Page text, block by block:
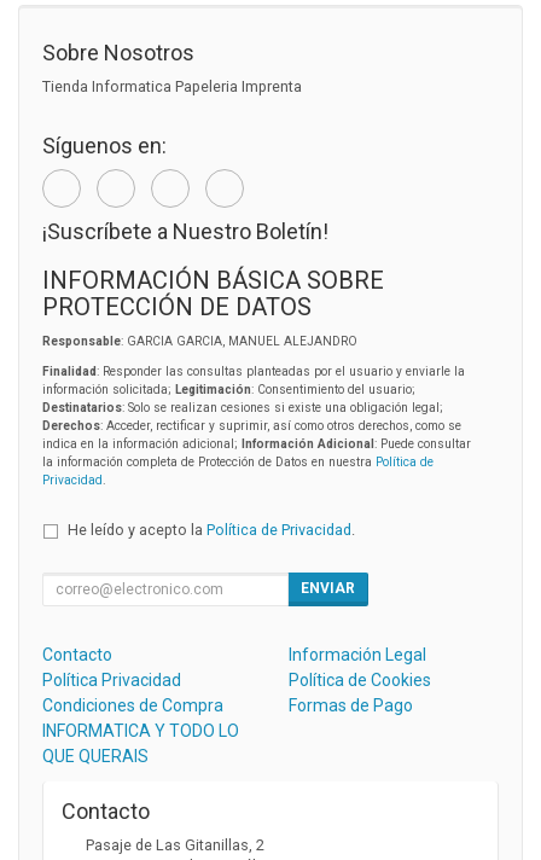
Sobre Nosotros
Tienda Informatica Papeleria Imprenta
Síguenos en:
¡Suscríbete a Nuestro Boletín!
INFORMACIÓN BÁSICA SOBRE
PROTECCIÓN DE DATOS
Responsable: GARCIA GARCIA, MANUEL ALEJANDRO
Finalidad: Responder las consultas planteadas por el usuario y enviarle la
información solicitada; Legitimación: Consentimiento del usuario;
Destinatarios: Solo se realizan cesiones si existe una obligación legal;
Derechos: Acceder, rectificar y suprimir, así como otros derechos, como se
indica en la información adicional;
Información Adicional : Puede consultar
la información completa de Protección de Datos en nuestra Política de
Privacidad
He leído y acepto la Política de Privacidad
ENVIAR
Contacto
Información Legal
Política Privacidad
Política de Cookies
Condiciones de Compra
Formas de Pago
INFORMATICA Y TODO LO
QUE QUERAIS
Contacto
Pasaje de Las Gitanillas, 2